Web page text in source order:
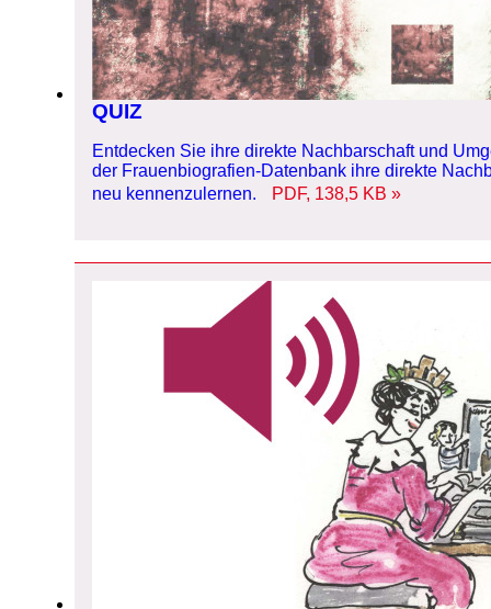
QUIZ
Entdecken Sie ihre direkte Nachbarschaft und
der Frauenbiografien-Datenbank ihre direkte
neu kennenzulernen.
PDF, 138,5 KB